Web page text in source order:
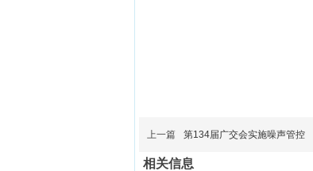
上一篇 第134届广交会实施噪声管控
相关信息